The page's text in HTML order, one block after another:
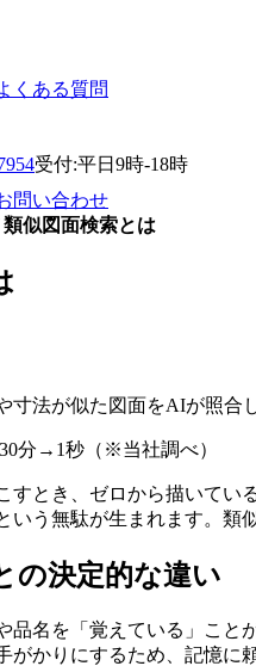
くある質問
受付:平日9時-18時
問い合わせ
類似図面検索とは
寸法が似た図面をAIが照合
分→1秒（※当社調べ）
すとき、ゼロから描いてい
いう無駄が生まれます。類
の決定的な違い
品名を「覚えている」こ
がかりにするため、記憶に